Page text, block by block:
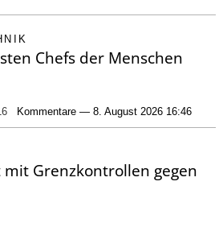
Chefs der Menschen
Kommentare — 8. August 2026 16:46
mit Grenzkontrollen gegen